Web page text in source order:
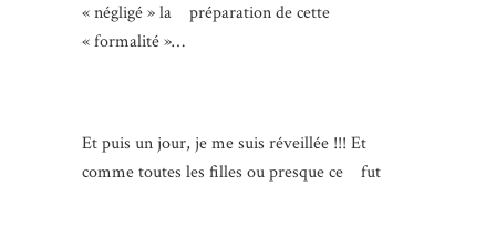
« négligé » la préparation de cette
« formalité »…
Et puis un jour, je me suis réveillée !!! Et
comme toutes les filles ou presque ce fut